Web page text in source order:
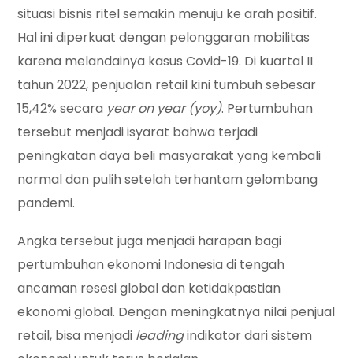
situasi bisnis ritel semakin menuju ke arah positif.
Hal ini diperkuat dengan pelonggaran mobilitas
karena melandainya kasus Covid-19. Di kuartal II
tahun 2022, penjualan retail kini tumbuh sebesar
15,42% secara year on year (yoy). Pertumbuhan
tersebut menjadi isyarat bahwa terjadi
peningkatan daya beli masyarakat yang kembali
normal dan pulih setelah terhantam gelombang
pandemi.
Angka tersebut juga menjadi harapan bagi
pertumbuhan ekonomi Indonesia di tengah
ancaman resesi global dan ketidakpastian
ekonomi global. Dengan meningkatnya nilai penjual
retail, bisa menjadi leadingindikator dari sistem